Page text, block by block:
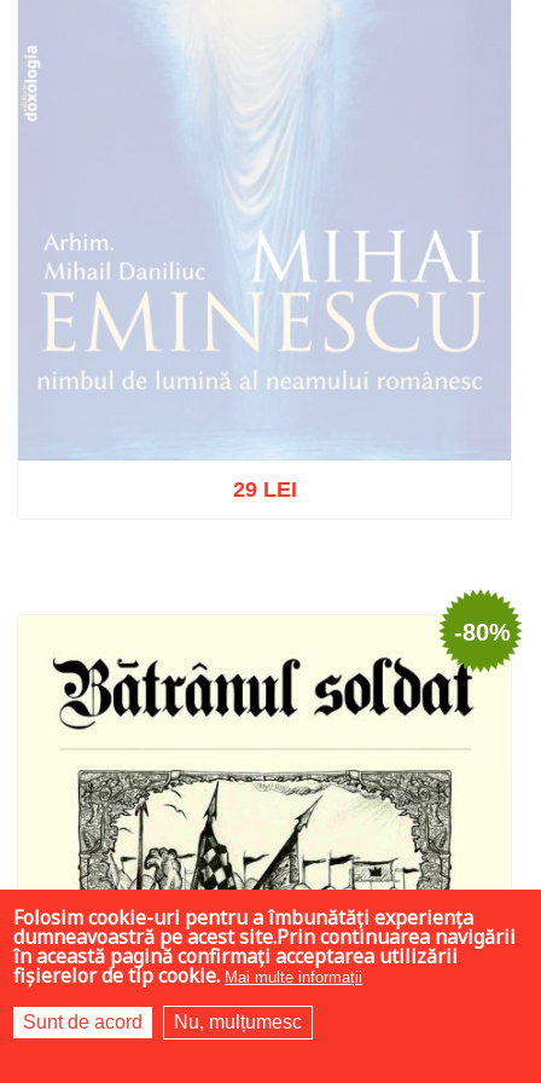
29 LEI
-80%
Folosim cookie-uri pentru a îmbunătăți experiența
dumneavoastră pe acest site.Prin continuarea navigării
în această pagină confirmați acceptarea utilizării
fișierelor de tip cookie. Mai multe informații
Sunt de acord Nu, mulțumesc